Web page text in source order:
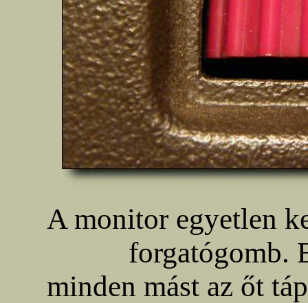
A monitor egyetlen
forgatógomb.
minden mást az őt